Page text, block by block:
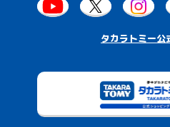
タカラトミー公